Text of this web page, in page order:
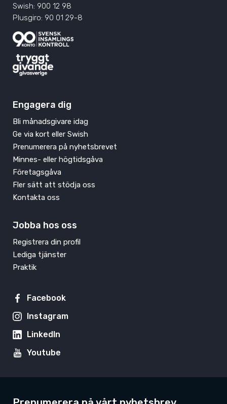
Swish: 900 12 98
Plusgiro: 90 01 29-8
Engagera dig
Bli månadsgivare idag
Ge via kort eller Swish
Prenumerera på nyhetsbrevet
Minnes- eller högtidsgåva
Företagsgåva
Fler sätt att stödja oss
Kontakta oss
Jobba hos oss
Registrera din profil
Lediga tjänster
Praktik
Facebook
Instagram
LinkedIn
Youtube